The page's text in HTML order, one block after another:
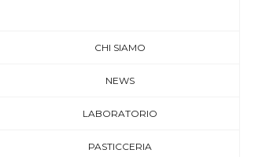
CHI SIAMO
NEWS
LABORATORIO
PASTICCERIA